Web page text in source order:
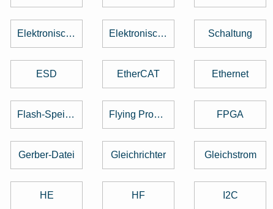
Elektronische Baugruppe Elektronische Bauteile Schaltung
ESD EtherCAT Ethernet
Flash-Speicher Flying Probe Test FPGA
Gerber-Datei Gleichrichter Gleichstrom
HE HF I2C